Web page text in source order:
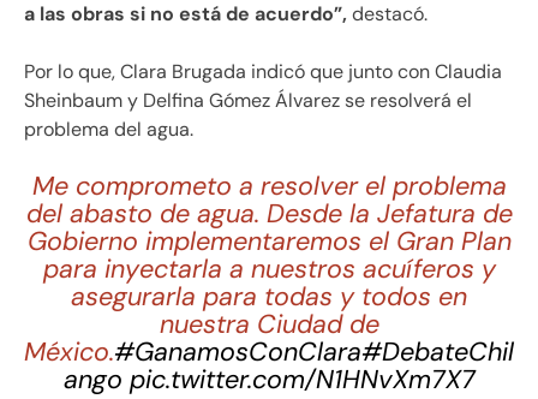
a las obras si no está de acuerdo”, destacó.
Por lo que, Clara Brugada indicó que junto con Claudia
Sheinbaum y Delfina Gómez Álvarez se resolverá el
problema del agua.
Me comprometo a resolver el problema
del abasto de agua. Desde la Jefatura de
Gobierno implementaremos el Gran Plan
para inyectarla a nuestros acuíferos y
asegurarla para todas y todos en
nuestra Ciudad de
México.#GanamosConClara#DebateChil
ango pic.twitter.com/N1HNvXm7X7